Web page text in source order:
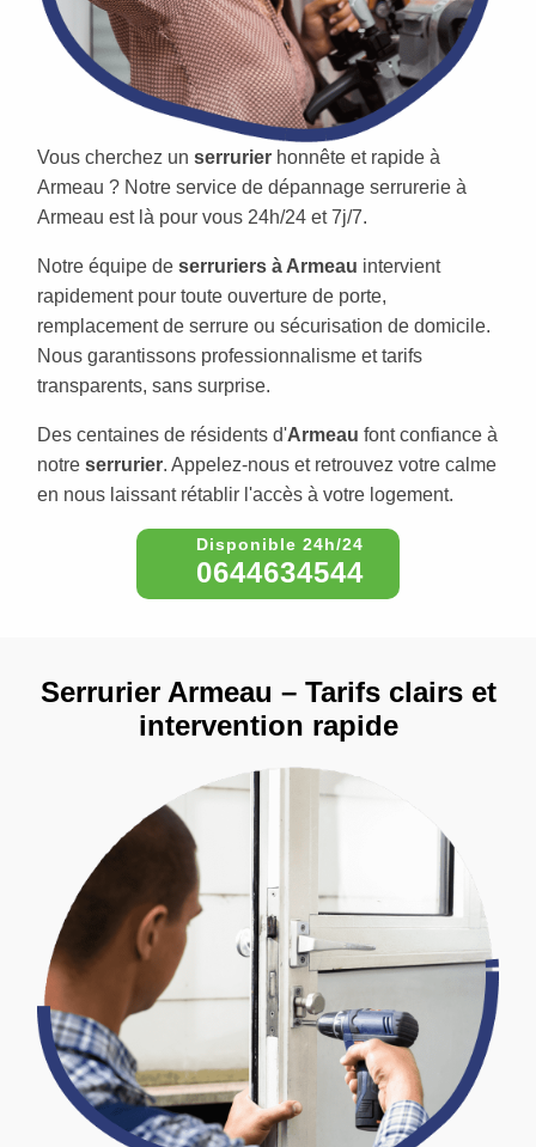
Vous cherchez un serrurier honnête et rapide à
Armeau ? Notre service de dépannage serrurerie à
Armeau est là pour vous 24h/24 et 7j/7.
Notre équipe de serruriers à Armeau intervient
rapidement pour toute ouverture de porte,
remplacement de serrure ou sécurisation de domicile.
Nous garantissons professionnalisme et tarifs
transparents, sans surprise.
Des centaines de résidents d'Armeau font confiance à
notre serrurier. Appelez-nous et retrouvez votre calme
en nous laissant rétablir l'accès à votre logement.
0644634544
Serrurier Armeau – Tarifs clairs et
intervention rapide